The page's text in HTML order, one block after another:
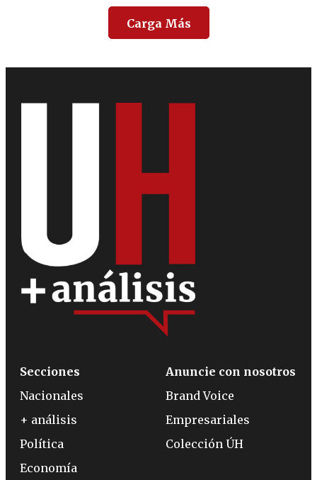
Carga Más
Secciones
Nacionales
+ análisis
Política
Economía
Anuncie con nosotros
Brand Voice
Empresariales
Colección ÚH